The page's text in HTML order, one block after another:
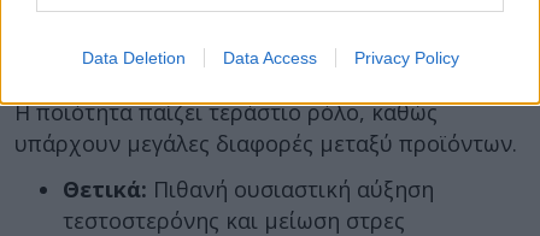
Data Deletion Data Access Privacy Policy
(standardized σε eurycomanone).
Η ποιότητα παίζει τεράστιο ρόλο, καθώς
υπάρχουν μεγάλες διαφορές μεταξύ προϊόντων.
Θετικά: Πιθανή ουσιαστική αύξηση
τεστοστερόνης και μείωση στρες